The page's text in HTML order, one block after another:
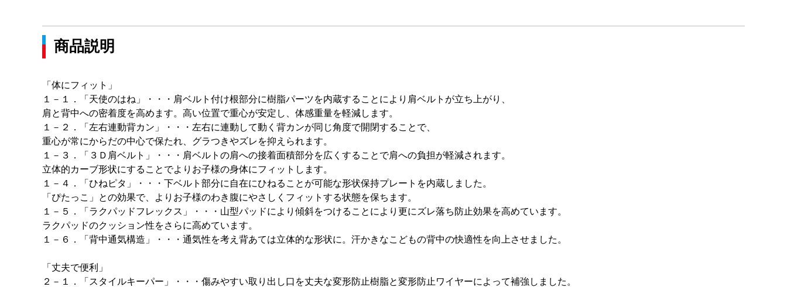
商品説明
「体にフィット」
１－１．「天使のはね」・・・肩ベルト付け根部分に樹脂パーツを内蔵することにより肩ベルトが立ち上がり、
肩と背中への密着度を高めます。高い位置で重心が安定し、体感重量を軽減します。
１－２．「左右連動背カン」・・・左右に連動して動く背カンが同じ角度で開閉することで、
重心が常にからだの中心で保たれ、グラつきやズレを抑えられます。
１－３．「３Ｄ肩ベルト」・・・肩ベルトの肩への接着面積部分を広くすることで肩への負担が軽減されます。
立体的カーブ形状にすることでよりお子様の身体にフィットします。
１－４．「ひねピタ」・・・下ベルト部分に自在にひねることが可能な形状保持プレートを内蔵しました。
「ぴたっこ」との効果で、よりお子様のわき腹にやさしくフィットする状態を保ちます。
１－５．「ラクパッドフレックス」・・・山型パッドにより傾斜をつけることにより更にズレ落ち防止効果を高めています。
ラクパッドのクッション性をさらに高めています。
１－６．「背中通気構造」・・・通気性を考え背あては立体的な形状に。汗かきなこどもの背中の快適性を向上させました。
「丈夫で便利」
２－１．「スタイルキーパー」・・・傷みやすい取り出し口を丈夫な変形防止樹脂と変形防止ワイヤーによって補強しました。